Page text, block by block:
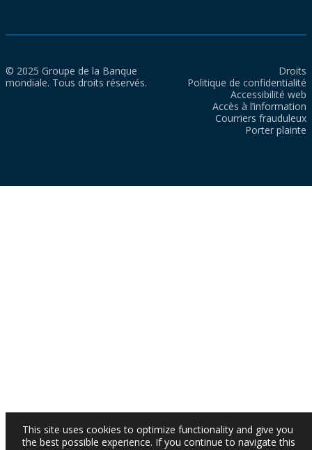
© 2025 Groupe de la Banque
mondiale. Tous droits réservés.
Droits
Politique de confidentialité
Accessibilité web
Accès à l’information
Courriers frauduleux
Porter plainte
This site uses cookies to optimize functionality and give you
the best possible experience. If you continue to navigate this